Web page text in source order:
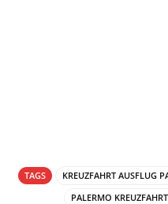
TAGS KREUZFAHRT AUSFLUG
PALERMO KREUZFAHRT